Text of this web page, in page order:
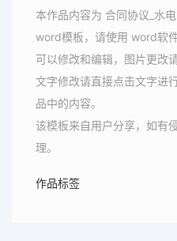
本作品内容为 合同协议_水
word模板，请使用 word软
可以修改和编辑，图片更改
文字修改请直接点击文字进
品中的内容。
该模板来自用户分享，如有
理。
作品标签